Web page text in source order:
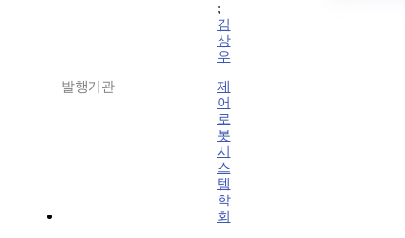
;
김
상
우
발행기관
제
어
로
봇
시
스
템
학
회